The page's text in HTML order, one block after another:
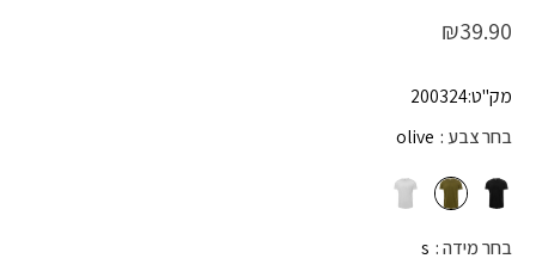
₪39.90
מק"ט:200324
בחר צבע olive
בחר מידה s